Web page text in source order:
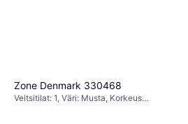
Zone Denmark 330468
Veitsitilat: 1, Väri: Musta, Korkeus: